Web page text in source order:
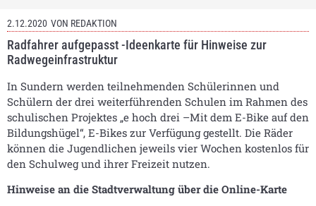
2.12.2020 VON REDAKTION
Radfahrer aufgepasst -Ideenkarte für Hinweise zur
Radwegeinfrastruktur
In Sundern werden teilnehmenden Schülerinnen und
Schülern der drei weiterführenden Schulen im Rahmen des
schulischen Projektes „e hoch drei –Mit dem E-Bike auf den
Bildungshügel“, E-Bikes zur Verfügung gestellt. Die Räder
können die Jugendlichen jeweils vier Wochen kostenlos für
den Schulweg und ihrer Freizeit nutzen.
Hinweise an die Stadtverwaltung über die Online-Karte